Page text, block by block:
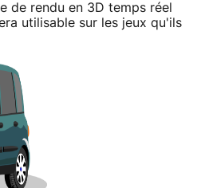
de rendu en 3D temps réel
utilisable sur les jeux qu'ils